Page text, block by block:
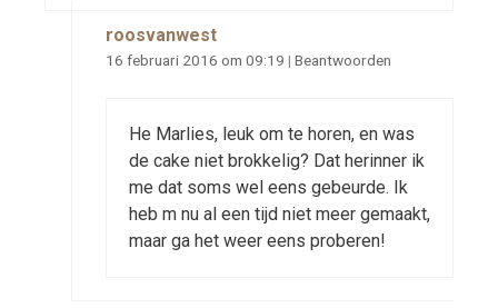
roosvanwest
16 februari 2016 om 09:19 | Beantwoorden
He Marlies, leuk om te horen, en was
de cake niet brokkelig? Dat herinner ik
me dat soms wel eens gebeurde. Ik
heb m nu al een tijd niet meer gemaakt,
maar ga het weer eens proberen!